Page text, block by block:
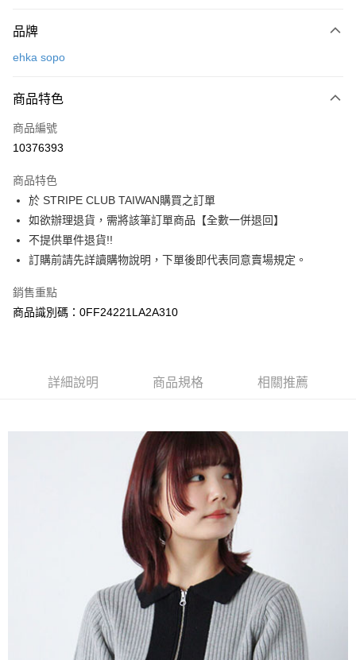
信用卡一次付款
3 期 0 利率 每期
合作金庫商業銀行
上海商業儲蓄銀行
臺灣中小企業銀行
匯豐（台灣）商業銀行
華泰商業銀行
聯邦商業銀行
遠東國際商業銀行
元大商業銀行
玉山商業銀行
星展（台灣）商業銀行
台灣樂天信用卡公司
超商取貨付款
LINE Pay
Apple Pay
街口支付
悠遊付
大哥付你分期
相關說明
流程，驗證手機門號後，選擇欲分期的期數、繳款截止日，確認付款後即完
消。如遇「轉專審核」未通過狀況，表示未達大哥付你分期系統評分，恕無
1.分期款項不併入電信帳單，「大哥付你分期」於每月結算日後寄送繳費提
2.透過簡訊連結打開帳單後，可選擇「超商條碼／台灣大直營門市／銀行轉
帳／街口支付／iPASS MONEY」等通路繳費。
1.本服務係由「台灣大哥大股份有限公司」（以下簡稱本公司）所提供，讓
用戶於交易時，得透過本服務購買商品或服務，並由商店將買賣／分期付款
買賣價金債權讓與本公司後，依約使用本公司帳單繳交帳款。
2.基於同意付款使用「大哥付你分期」之契約關係目的，商店將以您的個人
資料（包含姓名、電話或地址）提供予台灣大哥大進項蒐集、處理及利用，
由本公司與您本人進行分期帳單所需資料之確認、核對及更正。
3.完整用戶服務條款，請詳閱以下連結：
https://oppay.tw/userRule
【關於「AFTEE先享後付」】
１．簡單：不需註冊會員、不需綁卡、不需儲值。
２．便利：只要手機號碼，簡訊認證，即可結帳。
３．安心：先確認商品／服務後，再付款。
【「AFTEE先享後付」結帳流程】
１．於結帳方式選擇「AFTEE先享後付」後，將跳轉至「AFTEE先享後付」
結帳頁面，進行簡訊認證並確認金額後，即可完成結帳。
２．訂單成立數日內，您將收到繳費通知簡訊。
３．收到繳費通知簡訊後14天內，點擊此簡訊中的連結，可透過四大超商／
ATM／網路銀行／等多元方式進行付款，方視為交易完成。
※ 請注意：結帳手續完成當下不需立刻繳費，但若您需要取消訂單，請聯絡
購買商品的店家。未經商家同意取消之訂單仍視為有效，需透過AFTEE先享
後付繳納相關費用。
※ 交易是否成功請以「AFTEE先享後付 」之結帳頁面顯示為準，若有關於
是否繳費成功／繳費後需取消欲退款等相關疑問，請聯繫「AFTEE先享後付
客戶支援中心」 https://netprotections.freshdesk.com/support/home
每筆NT$60，滿NT$1,500(含以上)免運費
每筆NT$60，滿NT$1,500(含以上)免運費
每筆NT$60，滿NT$1,500(含以上)免運費
每筆NT$60，滿NT$1,500(含以上)免運費
品牌
ehka sopo
商品特色
商品編號
10376393
商品特色
於 STRIPE CLUB TAIWAN購買之訂單
如欲辦理退貨，需將該筆訂單商品【全數一併退回】
不提供單件退貨!!
訂購前請先詳讀購物說明，下單後即代表同意賣場規定。
銷售重點
商品識別碼：0FF24221LA2A310
詳細說明 商品規格 相關推薦